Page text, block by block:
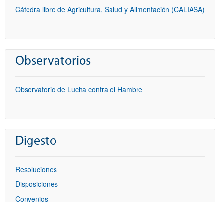
Cátedra libre de Agricultura, Salud y Alimentación (CALIASA)
Observatorios
Observatorio de Lucha contra el Hambre
Digesto
Resoluciones
Disposiciones
Convenios